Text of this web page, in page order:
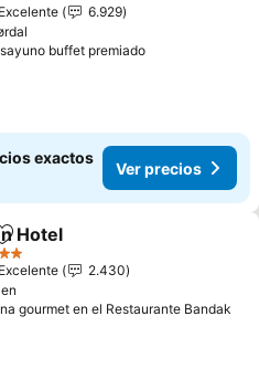
Excelente
6.929
buffet premiadoVer precios
exactos
Ver precios
Agregar a favoritos
Hotel
Excelente
2.430
gourmet en el Restaurante Bandak